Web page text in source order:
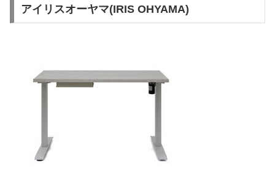
アイリスオーヤマ(IRIS OHYAMA)